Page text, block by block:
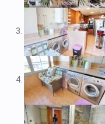
V1974
V1975
V1980
V1984
V2022
V2023
V2024
V2026
V2037
V2038
V2039
V2043